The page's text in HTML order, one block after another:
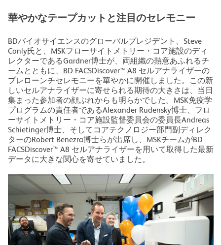
華やかなテープカットと注目のセレモニー
BDバイオサイエンスのグローバルプレジデント、Steve
Conly氏と、MSKフローサイトメトリー・コア施設のディ
レクターであるGardner博士が、両組織の熱意あふれるチ
ームとともに、BD FACSDiscover™ A8 セルアナライザーの
プレローンチセレモニーを華やかに開催しました。この新
しいセルアナライザーに寄せられる期待の大きさは、当日
集まった参加者の顔ぶれからも明らかでした。MSK免疫学
プログラムの責任者であるAlexander Rudensky博士、フロ
ーサイトメトリー・コア施設監督委員会の委員長Andreas
Schietinger博士、そしてコアテクノロジー部門副ディレク
ターのRobert Benezra博士らが出席し、MSKチームがBD
FACSDiscover™ A8 セルアナライザーを用いて取得した最新
データに大きな関心を寄せていました。